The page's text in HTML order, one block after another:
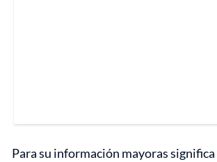
Para su información mayoras